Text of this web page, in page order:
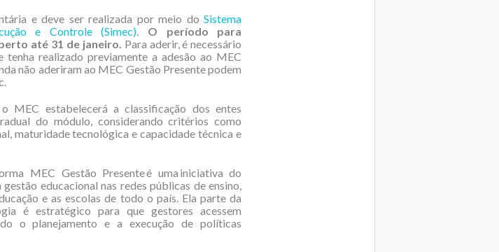
e deve ser realizada por meio doSistema
e Controle (Simec). O período para
até 31 de janeiro. Para aderir, é necessário
realizado previamente a adesão ao MEC
não aderiram ao MEC Gestão Presente podem
MEC estabelecerá a classificação dos entes
do módulo, considerando critérios como
maturidade tecnológica e capacidade técnica e
MEC Gestão Presente é uma iniciativa do
educacional nas redes públicas de ensino,
e as escolas de todo o país. Ela parte da
é estratégico para que gestores acessem
o planejamento e a execução de políticas